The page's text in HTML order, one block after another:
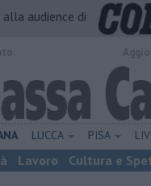
audience di
LUCCA PISA
Lavoro Cultura e